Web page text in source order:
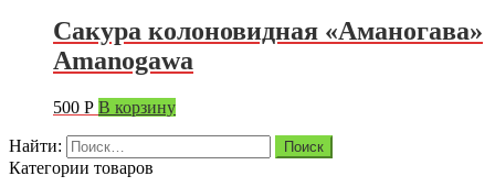
Сакура колоновидная «Аманогава»
Amanogawa
500 Р В корзину
Найти:
Категории товаров